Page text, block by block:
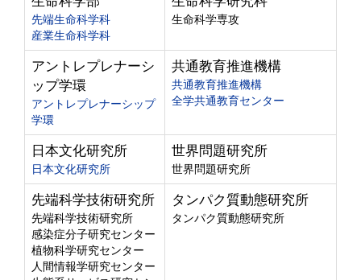
先端生命科学科
産業生命科学科
生命科学専攻
アントレプレナーシ
ップ学環
アントレプレナーシップ
学環
共通教育推進機構
共通教育推進機構
全学共通教育センター
日本文化研究所
日本文化研究所
世界問題研究所
世界問題研究所
先端科学技術研究所
先端科学技術研究所
感染症分子研究センター
植物科学研究センター
人間情報学研究センター
タンパク質動態研究所
タンパク質動態研究所